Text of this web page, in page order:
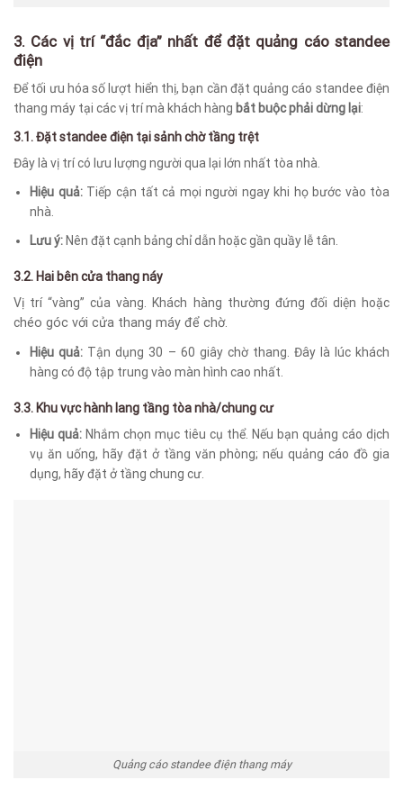
3. Các vị trí “đắc địa” nhất để đặt quảng cáo standee
điện
Để tối ưu hóa số lượt hiển thị, bạn cần đặt quảng cáo standee điện
thang máy tại các vị trí mà khách hàng bắt buộc phải dừng lại:
3.1. Đặt standee điện tại sảnh chờ tầng trệt
Đây là vị trí có lưu lượng người qua lại lớn nhất tòa nhà.
Hiệu quả:Tiếp cận tất cả mọi người ngay khi họ bước vào tòa
nhà.
Lưu ý: Nên đặt cạnh bảng chỉ dẫn hoặc gần quầy lễ tân.
3.2. Hai bên cửa thang náy
Vị trí “vàng” của vàng. Khách hàng thường đứng đối diện hoặc
chéo góc với cửa thang máy để chờ.
Hiệu quả: Tận dụng 30 – 60 giây chờ thang. Đây là lúc khách
hàng có độ tập trung vào màn hình cao nhất.
3.3. Khu vực hành lang tầng tòa nhà/chung cư
Hiệu quả: Nhắm chọn mục tiêu cụ thể. Nếu bạn quảng cáo dịch
vụ ăn uống, hãy đặt ở tầng văn phòng; nếu quảng cáo đồ gia
dụng, hãy đặt ở tầng chung cư.
Quảng cáo standee điện thang máy